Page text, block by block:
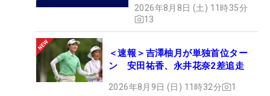
2026年8月8日 (土) 11時35分
13
＜速報＞吉澤柚月が単独首位ター
ン 安田祐香、永井花奈2差追走
2026年8月9日 (日) 11時32分 1